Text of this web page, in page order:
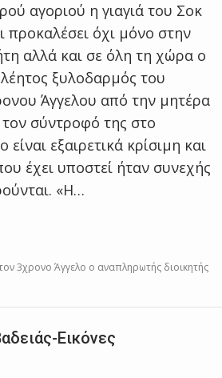
αγοριού η γιαγιά του Σοκ
προκαλέσει όχι μόνο στην
αλλά και σε όλη τη χώρα ο
ξυλοδαρμός του
Άγγελου από την μητέρα
τον σύντροφό της στο
εξαιρετικά κρίσιμη και
έχει υποστεί ήταν συνεχής
«Η…
3χρονο Άγγελο ο αναπληρωτής διοικητής
Εικόνες